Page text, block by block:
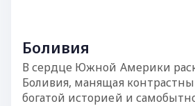
Боливия
В сердце Южной Америки
Боливия, манящая
богатой историей и